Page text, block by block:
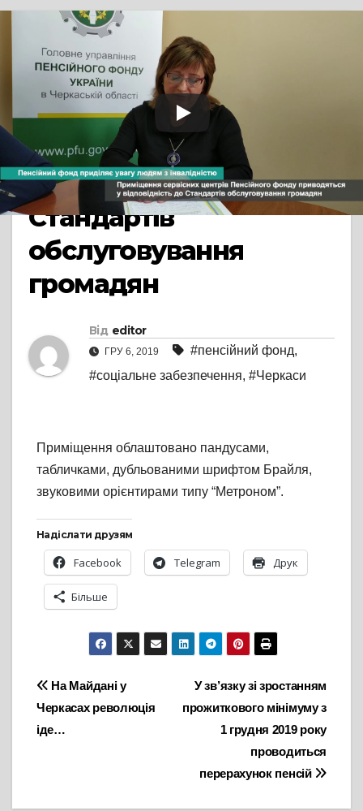
TV СЮЖЕТ
Приміщення сервісних
центрів Пенсійного
фонду приводяться у
відповідність до
Стандартів
обслуговування
громадян
Від editor
ГРУ 6, 2019 #пенсійний фонд,
#соціальне забезпечення, #Черкаси
Приміщення облаштовано пандусами,
табличками, дубльованими шрифтом Брайля,
звуковими орієнтирами типу “Метроном”.
Надіслати друзям
Facebook Telegram Друк
Більше
Навігація
записів
У зв’язку зі зростанням
прожиткового мінімуму з
1 грудня 2019 року
проводиться
перерахунок пенсій
На Майдані у
Черкасах революція
іде…